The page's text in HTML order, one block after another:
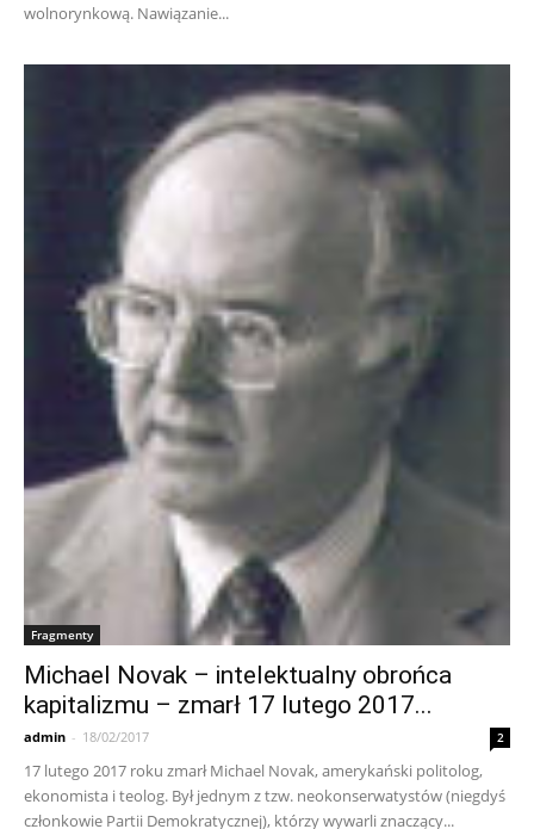
wolnorynkową. Nawiązanie...
Fragmenty
Michael Novak – intelektualny obrońca
kapitalizmu – zmarł 17 lutego 2017...
admin - 18/02/2017 2
17 lutego 2017 roku zmarł Michael Novak, amerykański politolog,
ekonomista i teolog. Był jednym z tzw. neokonserwatystów (niegdyś
członkowie Partii Demokratycznej), którzy wywarli znaczący...